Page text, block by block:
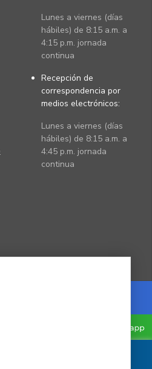
Lunes a viernes (días
hábiles) de 8:15 a.m. a
4:15 p.m. jornada
continua
Recepción de
correspondencia por
medios electrónicos:
Lunes a viernes (días
hábiles) de 8:15 a.m. a
4:45 p.m. jornada
continua
Powered by Nexura